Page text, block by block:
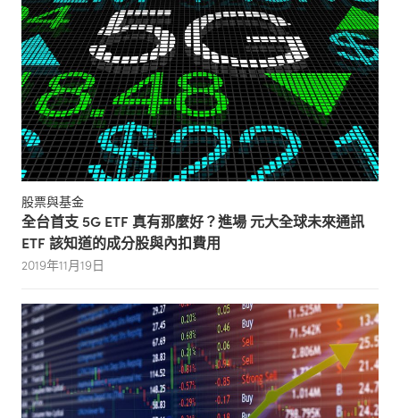
股票與基金
全台首支 5G ETF 真有那麼好？進場 元大全球未來通訊
ETF 該知道的成分股與內扣費用
2019年11月19日